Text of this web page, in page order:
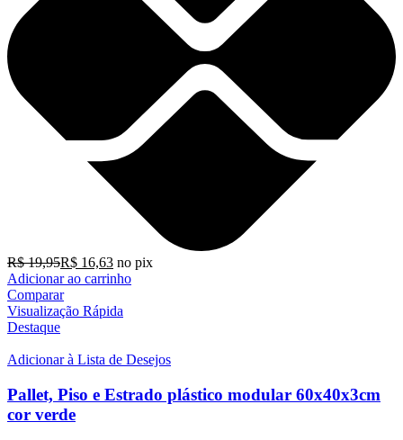
R$19,95R$ 16,63 no pix
Adicionar ao carrinho
Comparar
Visualização Rápida
Destaque
Adicionar à Lista de Desejos
Pallet, Piso e Estrado plástico modular 60x40x3cm
cor verde